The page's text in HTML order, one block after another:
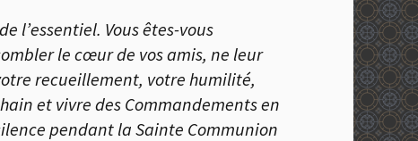
l’essentiel. Vous êtes-vous
le cœur de vos amis, ne leur
recueillement, votre humilité,
et vivre des Commandements en
pendant la Sainte Communion